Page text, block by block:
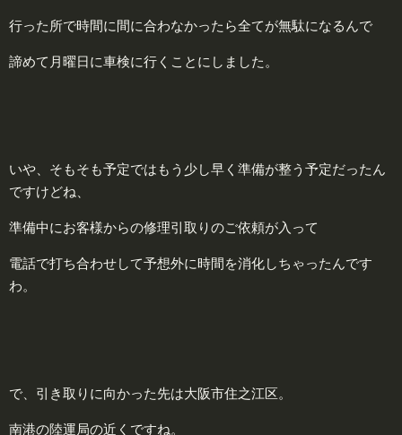
行った所で時間に間に合わなかったら全てが無駄になるんで
諦めて月曜日に車検に行くことにしました。
いや、そもそも予定ではもう少し早く準備が整う予定だったん
ですけどね、
準備中にお客様からの修理引取りのご依頼が入って
電話で打ち合わせして予想外に時間を消化しちゃったんです
わ。
で、引き取りに向かった先は大阪市住之江区。
南港の陸運局の近くですね。